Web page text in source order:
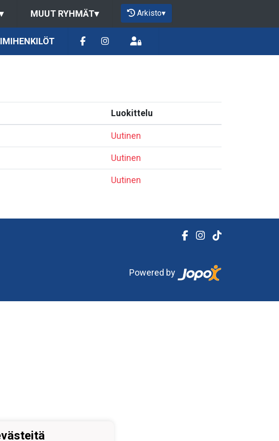
MUUT RYHMÄT▾ Arkisto▾
Luokittelu
Uutinen
Uutinen
Uutinen
Powered by